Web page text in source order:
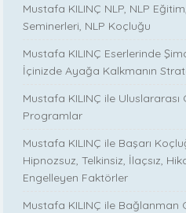
Mustafa KILINÇ NLP, NLP
Seminerleri, NLP Koçluğu
Mustafa KILINÇ Eserlerinde
İçinizde Ayağa Kalkmanın
Mustafa KILINÇ ile Uluslararası
Programlar
Mustafa KILINÇ ile Başarı
Hipnozsuz, Telkinsiz, İlaçsız,
Engelleyen Faktörler
Mustafa KILINÇ ile Bağlanman